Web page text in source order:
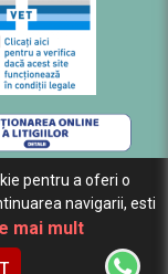
pentru a oferi o
navigarii, esti
mai mult
rezervate.
Creare